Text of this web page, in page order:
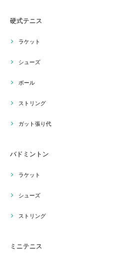
硬式テニス
ラケット
シューズ
ボール
ストリング
ガット張り代
バドミントン
ラケット
シューズ
ストリング
ミニテニス